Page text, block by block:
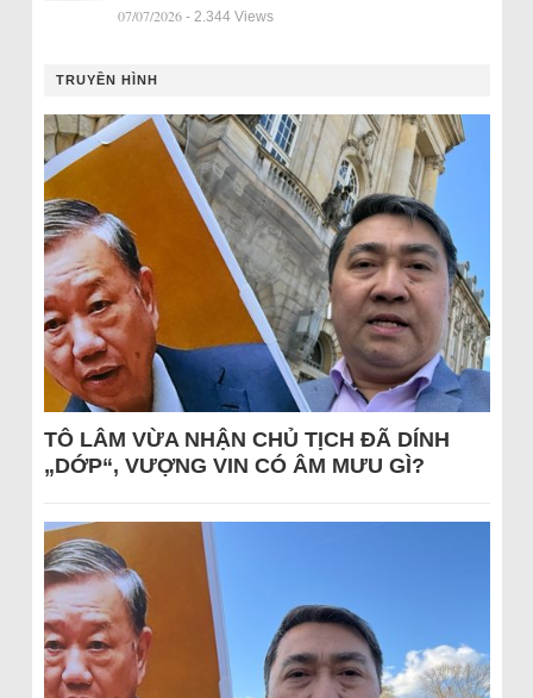
07/07/2026 - 2.344 Views
TRUYỀN HÌNH
TÔ LÂM VỪA NHẬN CHỦ TỊCH ĐÃ DÍNH
„DỚP“, VƯỢNG VIN CÓ ÂM MƯU GÌ?